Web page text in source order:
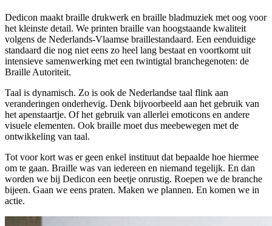
Dedicon maakt braille drukwerk en braille bladmuziek met oog voor
het kleinste detail. We printen braille van hoogstaande kwaliteit
volgens de Nederlands-Vlaamse braillestandaard. Een eenduidige
standaard die nog niet eens zo heel lang bestaat en voortkomt uit
intensieve samenwerking met een twintigtal branchegenoten: de
Braille Autoriteit.
Taal is dynamisch. Zo is ook de Nederlandse taal flink aan
veranderingen onderhevig. Denk bijvoorbeeld aan het gebruik van
het apenstaartje. Of het gebruik van allerlei emoticons en andere
visuele elementen. Ook braille moet dus meebewegen met de
ontwikkeling van taal.
Tot voor kort was er geen enkel instituut dat bepaalde hoe hiermee
om te gaan. Braille was van iedereen en niemand tegelijk. En dan
worden we bij Dedicon een beetje onrustig. Roepen we de branche
bijeen. Gaan we eens praten. Maken we plannen. En komen we in
actie.